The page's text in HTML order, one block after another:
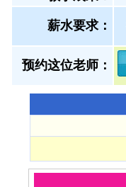
薪水要求：
预约这位老师：